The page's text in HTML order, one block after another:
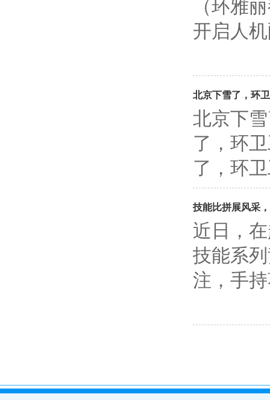
（环雅
开启人
北京下雪了，环
北京下
了，环
了，环
技能比拼展风采
近日，
技能系
注，手